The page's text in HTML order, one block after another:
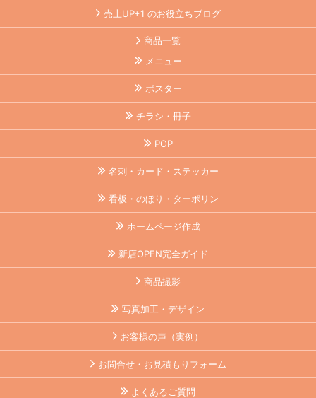
売上UP+1 のお役立ちブログ
商品一覧
メニュー
ポスター
チラシ・冊子
POP
名刺・カード・ステッカー
看板・のぼり・ターポリン
ホームページ作成
新店OPEN完全ガイド
商品撮影
写真加工・デザイン
お客様の声（実例）
お問合せ・お見積もりフォーム
よくあるご質問